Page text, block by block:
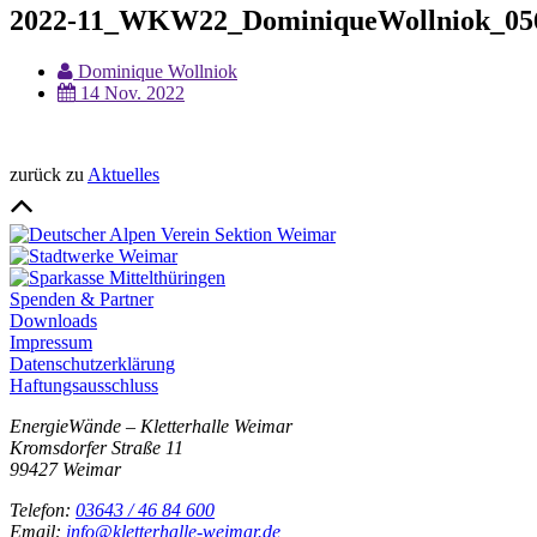
2022-
Dominique Wollniok
14 Nov. 2022
zurück zu Aktuelles
Spenden & Partner
Downloads
Impressum
Datenschutzerklärung
Haftungsausschluss
EnergieWände – Kletterhalle Weimar
Kromsdorfer Straße 11
99427 Weimar
Telefon: 03643 / 46 84 600
Email: info@kletterhalle-weimar.de